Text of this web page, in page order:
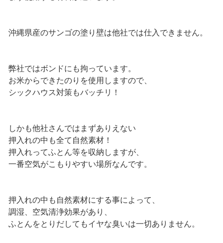
沖縄県産のサンゴの塗り壁は他社では仕入できません。
弊社ではボンドにも拘っています。
お米からできたのりを使用しますので、
シックハウス対策もバッチリ！
しかも他社さんではまずありえない
押入れの中も全て自然素材！
押入れってふとん等を収納しますが、
一番空気がこもりやすい場所なんです。
押入れの中も自然素材にする事によって、
調湿、空気清浄効果があり、
ふとんをとりだしてもイヤな臭いは一切ありません。